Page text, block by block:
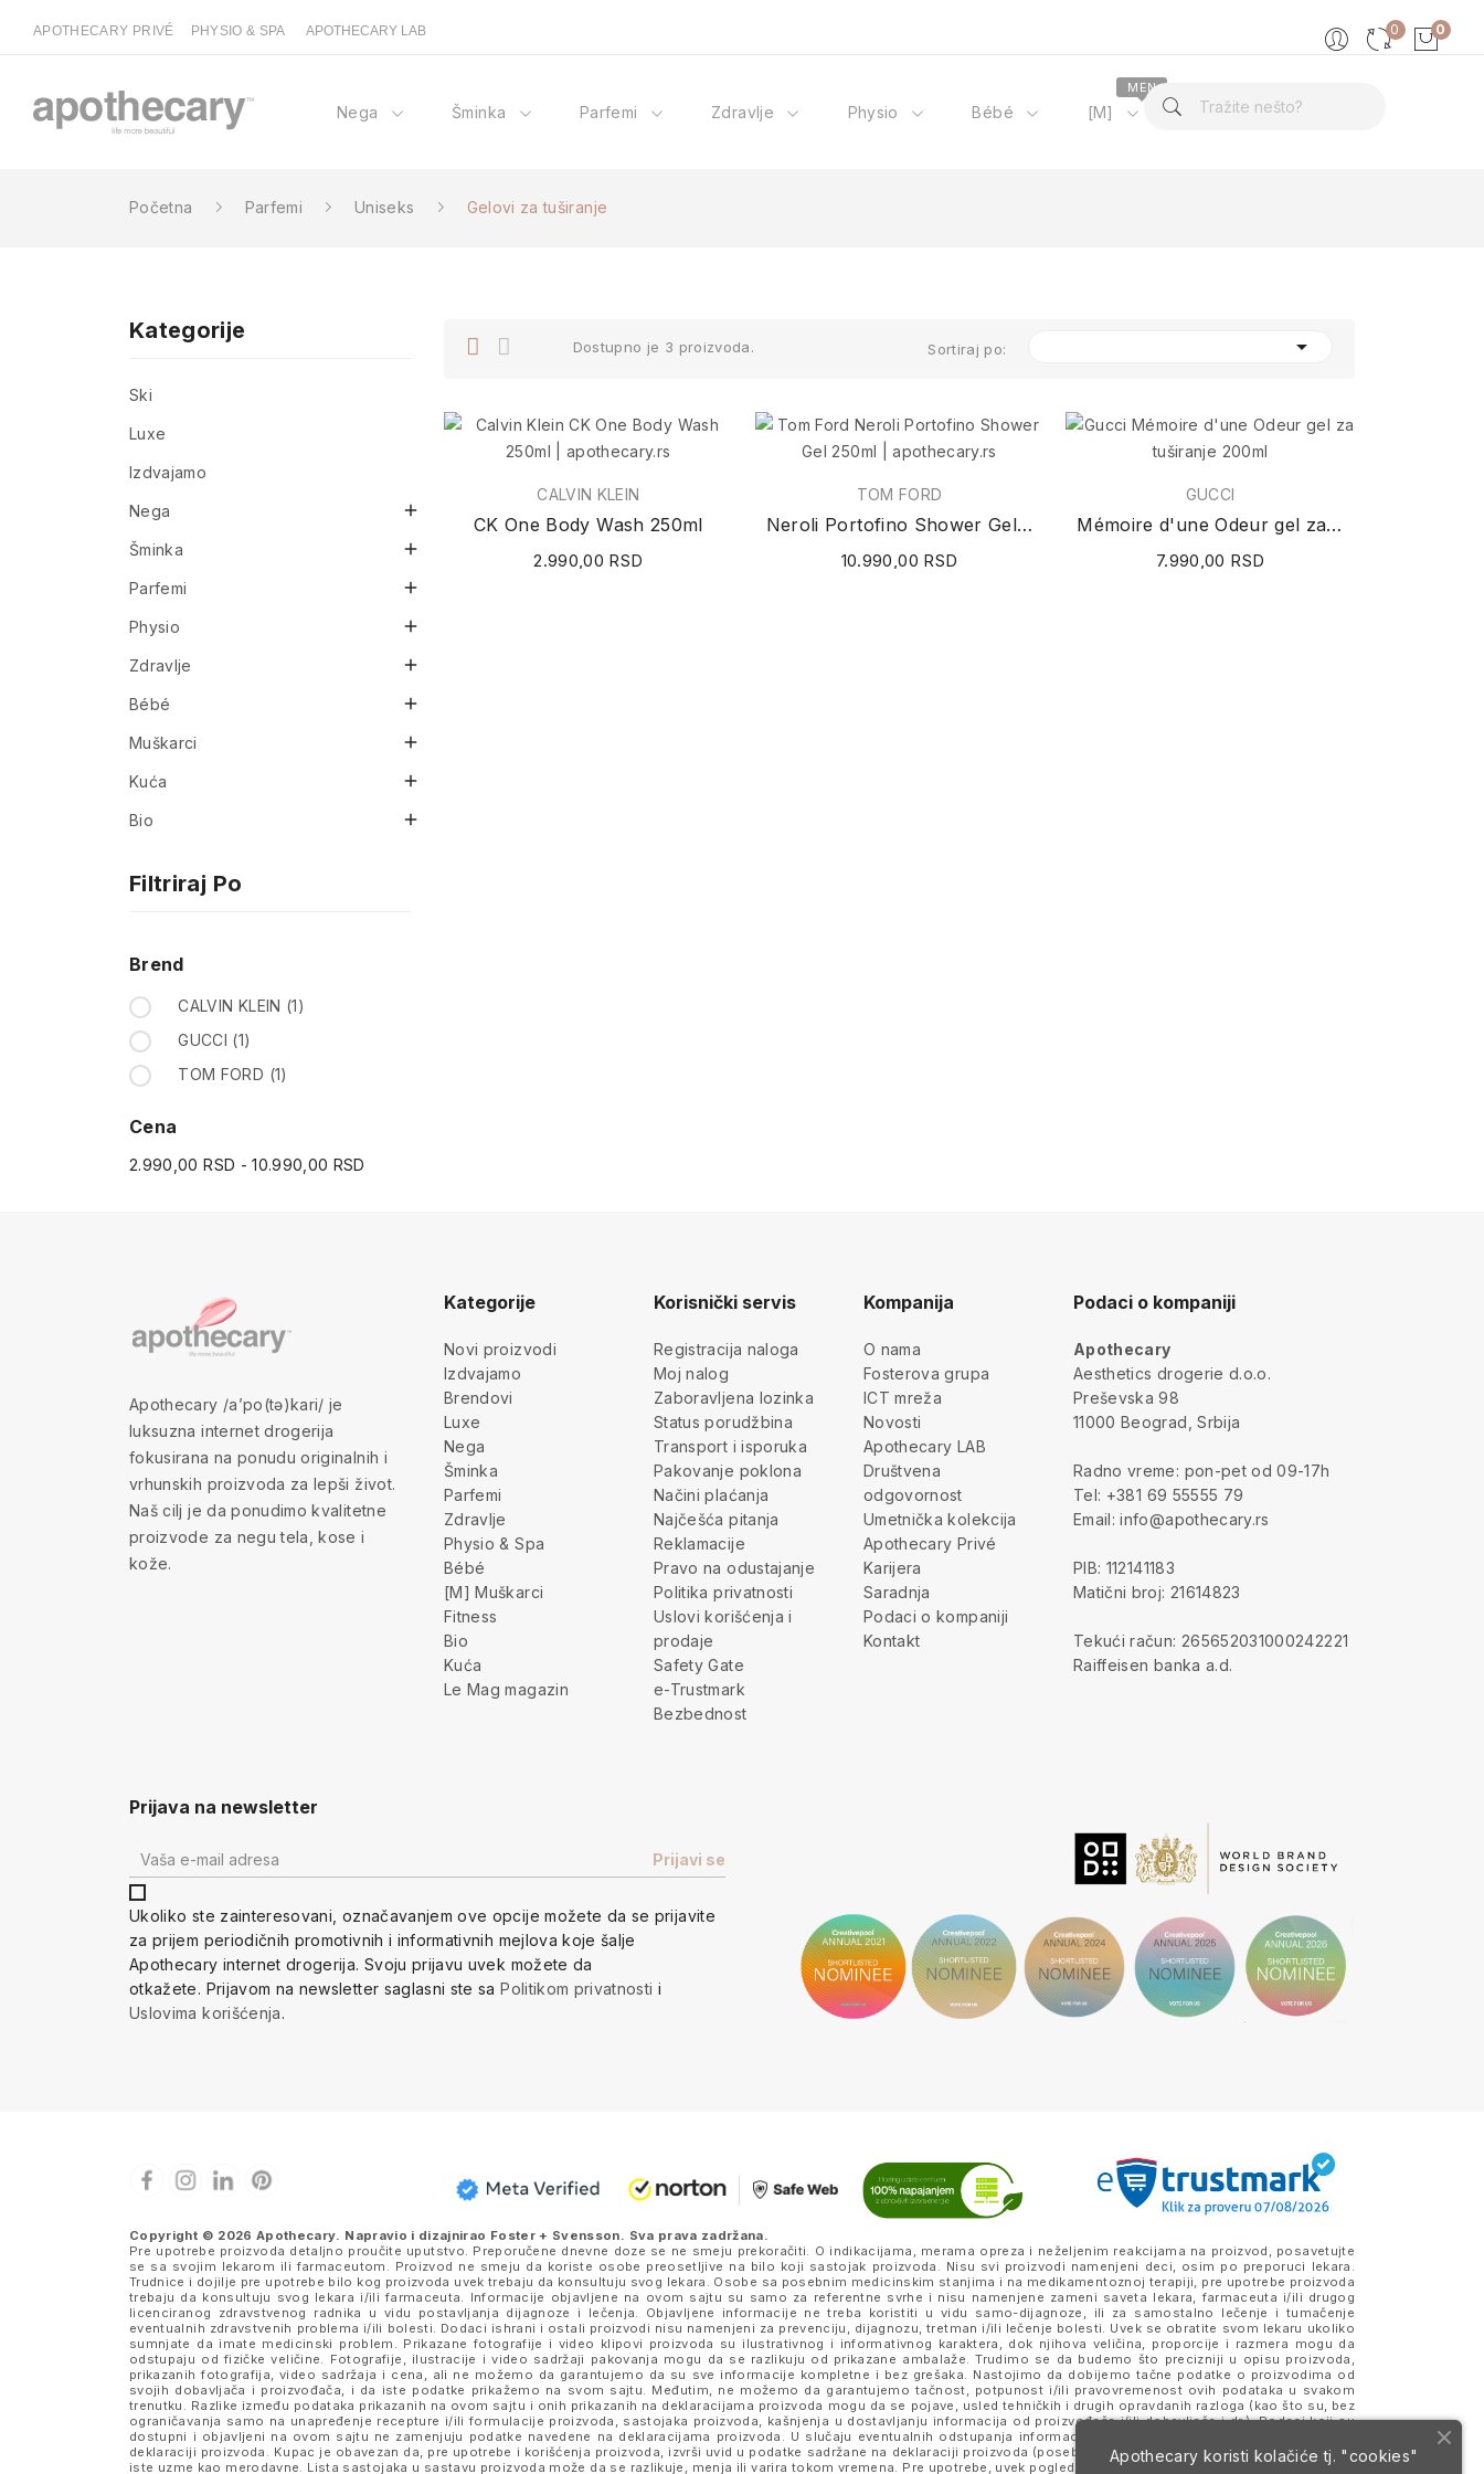
APOTHECARY PRIVÉ PHYSIO & SPA APOTHECARY LAB 0
0
Nega Šminka Parfemi Zdravlje Physio Bébé [M]
MEN
O nama
Početna Parfemi Uniseks Gelovi za tuširanje
Kategorije
Ski
Luxe
Izdvajamo
Nega 
Šminka 
Parfemi 
Physio 
Zdravlje 
Bébé 
Muškarci 
Kuća 
Bio 
Filtriraj Po
Brend
CALVIN KLEIN (1)
GUCCI (1)
TOM FORD (1)
Cena
2.990,00 RSD - 10.990,00 RSD
Dostupno je 3 proizvoda. Sortiraj po: 
CALVIN KLEIN
CK One Body Wash 250ml
2.990,00 RSD
TOM FORD
Neroli Portofino Shower Gel 250ml
10.990,00 RSD
GUCCI
Mémoire d'une Odeur gel za tuširanje 200ml
7.990,00 RSD
Apothecary /a’po(tə)kari/ je
luksuzna internet drogerija
fokusirana na ponudu originalnih i
vrhunskih proizvoda za lepši život.
Naš cilj je da ponudimo kvalitetne
proizvode za negu tela, kose i
kože.
Kategorije
Novi proizvodi
Izdvajamo
Brendovi
Luxe
Nega
Šminka
Parfemi
Zdravlje
Physio & Spa
Bébé
[M] Muškarci
Fitness
Bio
Kuća
Le Mag magazin
Korisnički servis
Registracija naloga
Moj nalog
Zaboravljena lozinka
Status porudžbina
Transport i isporuka
Pakovanje poklona
Načini plaćanja
Najčešća pitanja
Reklamacije
Pravo na odustajanje
Politika privatnosti
Uslovi korišćenja i
prodaje
Safety Gate
e-Trustmark
Bezbednost
Kompanija
O nama
Fosterova grupa
ICT mreža
Novosti
Apothecary LAB
Društvena
odgovornost
Umetnička kolekcija
Apothecary Privé
Karijera
Saradnja
Podaci o kompaniji
Kontakt
Podaci o kompaniji
Apothecary
Aesthetics drogerie d.o.o.
Preševska 98
11000 Beograd, Srbija
Radno vreme: pon-pet od 09-17h
Tel: +381 69 55555 79
Email: info@apothecary.rs
PIB: 112141183
Matični broj: 21614823
Tekući račun: 265652031000242221
Raiffeisen banka a.d.
Prijava na newsletter
Ukoliko ste zainteresovani, označavanjem ove opcije možete da se prijavite
za prijem periodičnih promotivnih i informativnih mejlova koje šalje
Apothecary internet drogerija. Svoju prijavu uvek možete da
otkažete. Prijavom na newsletter saglasni ste saPolitikom privatnosti i
Uslovima korišćenja.
Copyright © 2026 Apothecary. Napravio i dizajnirao Foster + Svensson . Sva prava zadržana.
Pre upotrebe proizvoda detaljno proučite uputstvo. Preporučene dnevne doze se ne smeju prekoračiti. O indikacijama, merama opreza i neželjenim reakcijama na proizvod, posavetujte
se sa svojim lekarom ili farmaceutom. Proizvod ne smeju da koriste osobe preosetljive na bilo koji sastojak proizvoda. Nisu svi proizvodi namenjeni deci, osim po preporuci lekara.
Trudnice i dojilje pre upotrebe bilo kog proizvoda uvek trebaju da konsultuju svog lekara. Osobe sa posebnim medicinskim stanjima i na medikamentoznoj terapiji, pre upotrebe proizvoda
trebaju da konsultuju svog lekara i/ili farmaceuta. Informacije objavljene na ovom sajtu su samo za referentne svrhe i nisu namenjene zameni saveta lekara, farmaceuta i/ili drugog
licenciranog zdravstvenog radnika u vidu postavljanja dijagnoze i lečenja. Objavljene informacije ne treba koristiti u vidu samo-dijagnoze, ili za samostalno lečenje i tumačenje
eventualnih zdravstvenih problema i/ili bolesti. Dodaci ishrani i ostali proizvodi nisu namenjeni za prevenciju, dijagnozu, tretman i/ili lečenje bolesti. Uvek se obratite svom lekaru ukoliko
sumnjate da imate medicinski problem. Prikazane fotografije i video klipovi proizvoda su ilustrativnog i informativnog karaktera, dok njihova veličina, proporcije i razmera mogu da
odstupaju od fizičke veličine. Fotografije, ilustracije i video sadržaji pakovanja mogu da se razlikuju od prikazane ambalaže. Trudimo se da budemo što precizniji u opisu proizvoda,
prikazanih fotografija, video sadržaja i cena, ali ne možemo da garantujemo da su sve informacije kompletne i bez grešaka. Nastojimo da dobijemo tačne podatke o proizvodima od
svojih dobavljača i proizvođača, i da iste podatke prikažemo na svom sajtu. Međutim, ne možemo da garantujemo tačnost, potpunost i/ili pravovremenost ovih podataka u svakom
trenutku. Razlike između podataka prikazanih na ovom sajtu i onih prikazanih na deklaracijama proizvoda mogu da se pojave, usled tehničkih i drugih opravdanih razloga (kao što su, bez
ograničavanja samo na unapređenje recepture i/ili formulacije proizvoda, sastojaka proizvoda, kašnjenja u dostavljanju informacija od proizvođača i/ili dobavljača i dr.). Podaci koji su
dostupni i objavljeni na ovom sajtu ne zamenjuju podatke navedene na deklaracijama proizvoda. U slučaju eventualnih odstupanja informacija, merodavne su one koje se nalaze na
deklaraciji proizvoda. Kupac je obavezan da, pre upotrebe i korišćenja proizvoda, izvrši uvid u podatke sadržane na deklaraciji proizvoda (posebno na eventualno prisustvo alergena) i da
iste uzme kao merodavne. Lista sastojaka u sastavu proizvoda može da se razlikuje, menja ili varira tokom vremena. Pre upotrebe, uvek pogledajte deklaraciju i pakovanje proizvoda koje
Apothecary koristi kolačiće tj. "cookies"